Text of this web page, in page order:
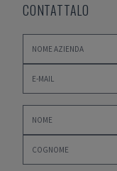
CONTATTALO